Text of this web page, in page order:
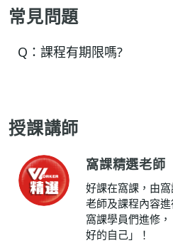
常見問題
Q： 課程有期限嗎?
授課講師
窩課精選老師
好課在窩課，由
老師及課程內容
窩課學員們進修
好的自己」！